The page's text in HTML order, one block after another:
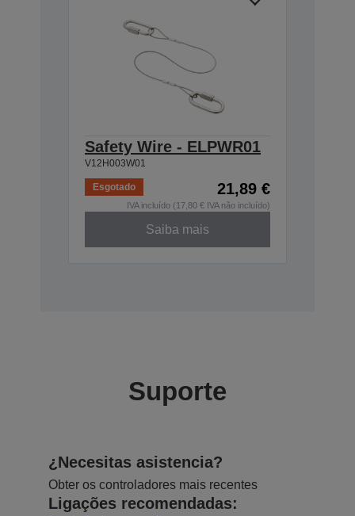
Safety Wire - ELPWR01
V12H003W01
Esgotado 21,89 €
IVA incluído (17,80 € IVA não incluído)
Saiba mais
Suporte
¿Necesitas asistencia?
Obter os controladores mais recentes
Ligações recomendadas: